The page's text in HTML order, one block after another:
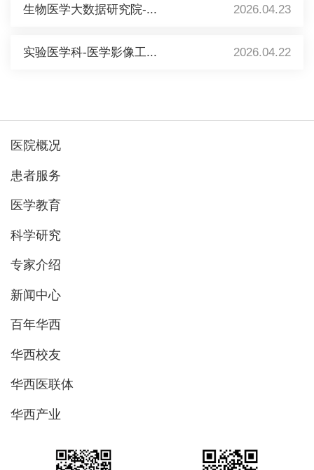
生物医学大数据研究院-... 2026.04.23
实验医学科-医学影像工... 2026.04.22
医院概况
患者服务
医学教育
科学研究
专家介绍
新闻中心
百年华西
华西校友
华西医联体
华西产业